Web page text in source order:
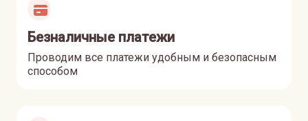
Безналичные платежи
Проводим все платежи удобным и безопасным
способом